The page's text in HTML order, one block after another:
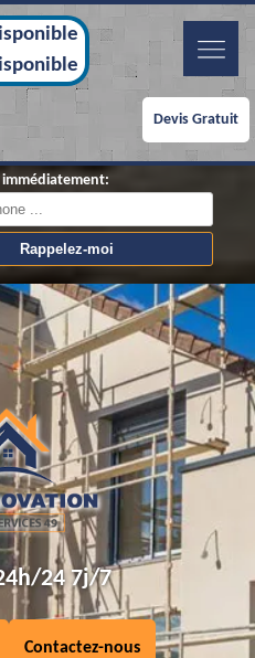
Devis Gratuit
24 7j/7
Contactez-nous